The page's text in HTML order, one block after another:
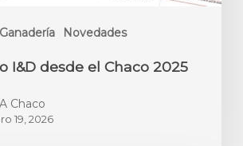
Ganadería Novedades
I&D desde el Chaco 2025
Chaco
19, 2026